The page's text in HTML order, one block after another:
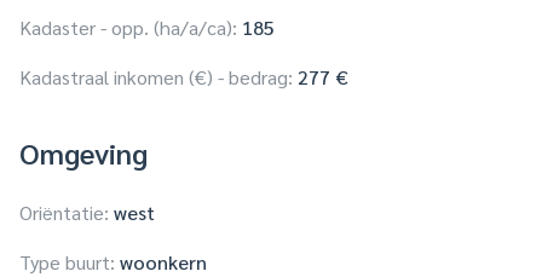
Kadaster - opp. (ha/a/ca): 185
Kadastraal inkomen (€) - bedrag: 277 €
Omgeving
Oriëntatie: west
Type buurt: woonkern